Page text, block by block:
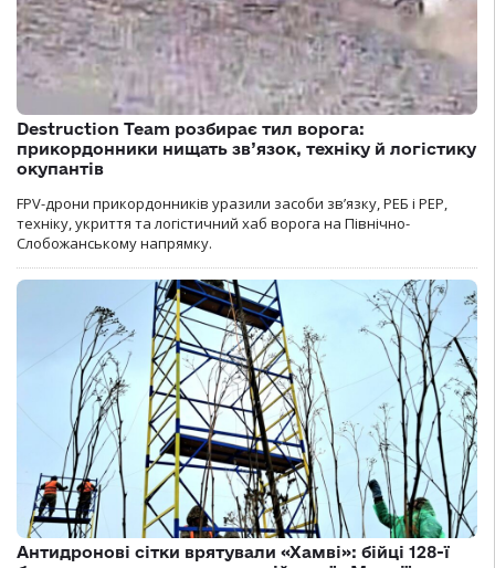
Destruction Team розбирає тил ворога:
прикордонники нищать зв’язок, техніку й логістику
окупантів
FPV-дрони прикордонників уразили засоби зв’язку, РЕБ і РЕР,
техніку, укриття та логістичний хаб ворога на Північно-
Слобожанському напрямку.
Антидронові сітки врятували «Хамві»: бійці 128-ї